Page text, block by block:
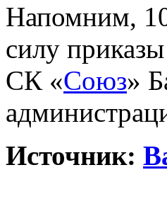
Напомним,
силу
СК «Союз»
Источник: